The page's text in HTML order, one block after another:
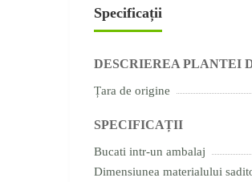
Specificații
DESCRIEREA PLANTEI
Țara de origine
SPECIFICAȚII
Bucati intr-un ambalaj
Dimensiunea materialului